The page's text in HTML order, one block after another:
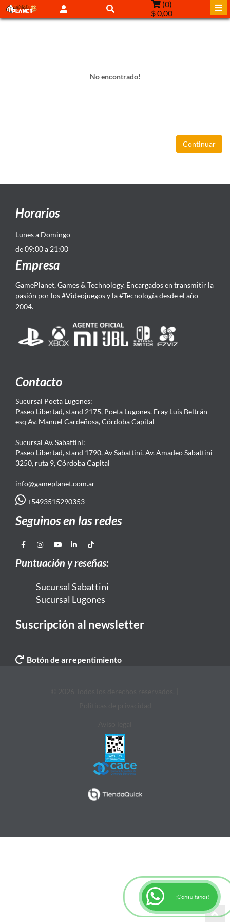
(0)
$ 0,00
No encontrado!
Continuar
Horarios
Lunes a Domingo
de 09:00 a 21:00
Empresa
GamePlanet, Games & Technology. Encargados en transmitir la
pasión por los #Videojuegos y la #Tecnología desde el año
2004.
Contacto
Sucursal Poeta Lugones:
Paseo Libertad, stand 2175, Poeta Lugones. Fray Luis Beltrán
esq Av. Manuel Cardeñosa, Córdoba Capital
Sucursal Av. Sabattini:
Paseo Libertad, stand 1790, Av Sabattini. Av. Amadeo Sabattini
3250, ruta 9, Córdoba Capital
info@gameplanet.com.ar
+5493515290353
Seguinos en las redes
Puntuación y reseñas:
Sucursal Sabattini
Sucursal Lugones
Suscripción al newsletter
Botón de arrepentimiento
¡Consultanos!